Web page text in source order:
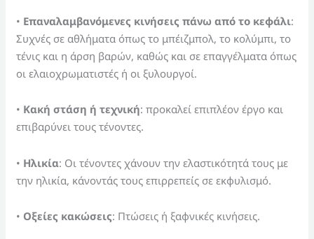
• Επαναλαμβανόμενες κινήσεις πάνω από το κεφάλι:
Συχνές σε αθλήματα όπως το μπέιζμπολ, το κολύμπι, το
τένις και η άρση βαρών, καθώς και σε επαγγέλματα όπως
οι ελαιοχρωματιστές ή οι ξυλουργοί.
• Κακή στάση ή τεχνική: προκαλεί επιπλέον έργο και
επιβαρύνει τους τένοντες.
• Ηλικία: Οι τένοντες χάνουν την ελαστικότητά τους με
την ηλικία, κάνοντάς τους επιρρεπείς σε εκφυλισμό.
• Οξείες κακώσεις: Πτώσεις ή ξαφνικές κινήσεις.